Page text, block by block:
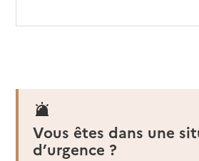
Vous êtes dans une
d’urgence ?